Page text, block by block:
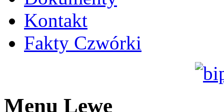
Kontakt
Fakty Czwórki
Menu Lewe